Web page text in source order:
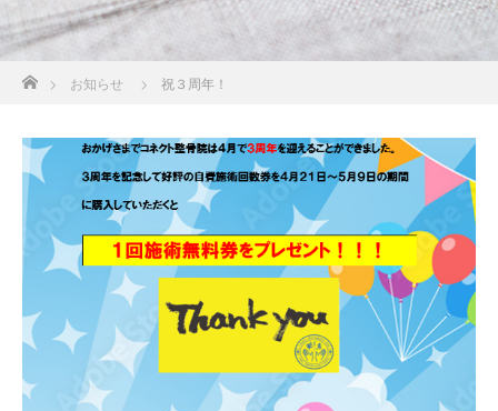
ホーム
お知らせ 祝３周年！